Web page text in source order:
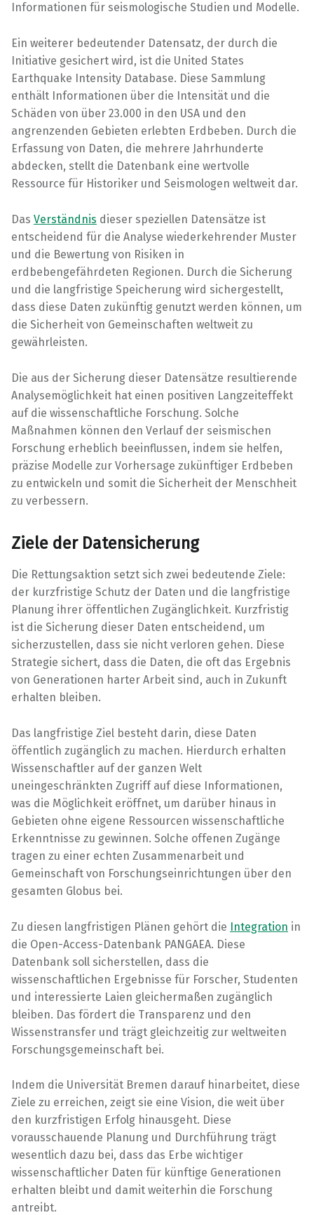
Informationen für seismologische Studien und Modelle.
Ein weiterer bedeutender Datensatz, der durch die
Initiative gesichert wird, ist die United States
Earthquake Intensity Database. Diese Sammlung
enthält Informationen über die Intensität und die
Schäden von über 23.000 in den USA und den
angrenzenden Gebieten erlebten Erdbeben. Durch die
Erfassung von Daten, die mehrere Jahrhunderte
abdecken, stellt die Datenbank eine wertvolle
Ressource für Historiker und Seismologen weltweit dar.
Das Verständnis dieser speziellen Datensätze ist
entscheidend für die Analyse wiederkehrender Muster
und die Bewertung von Risiken in
erdbebengefährdeten Regionen. Durch die Sicherung
und die langfristige Speicherung wird sichergestellt,
dass diese Daten zukünftig genutzt werden können, um
die Sicherheit von Gemeinschaften weltweit zu
gewährleisten.
Die aus der Sicherung dieser Datensätze resultierende
Analysemöglichkeit hat einen positiven Langzeiteffekt
auf die wissenschaftliche Forschung. Solche
Maßnahmen können den Verlauf der seismischen
Forschung erheblich beeinflussen, indem sie helfen,
präzise Modelle zur Vorhersage zukünftiger Erdbeben
zu entwickeln und somit die Sicherheit der Menschheit
zu verbessern.
Ziele der Datensicherung
Die Rettungsaktion setzt sich zwei bedeutende Ziele:
der kurzfristige Schutz der Daten und die langfristige
Planung ihrer öffentlichen Zugänglichkeit. Kurzfristig
ist die Sicherung dieser Daten entscheidend, um
sicherzustellen, dass sie nicht verloren gehen. Diese
Strategie sichert, dass die Daten, die oft das Ergebnis
von Generationen harter Arbeit sind, auch in Zukunft
erhalten bleiben.
Das langfristige Ziel besteht darin, diese Daten
öffentlich zugänglich zu machen. Hierdurch erhalten
Wissenschaftler auf der ganzen Welt
uneingeschränkten Zugriff auf diese Informationen,
was die Möglichkeit eröffnet, um darüber hinaus in
Gebieten ohne eigene Ressourcen wissenschaftliche
Erkenntnisse zu gewinnen. Solche offenen Zugänge
tragen zu einer echten Zusammenarbeit und
Gemeinschaft von Forschungseinrichtungen über den
gesamten Globus bei.
Zu diesen langfristigen Plänen gehört die Integration in
die Open-Access-Datenbank PANGAEA. Diese
Datenbank soll sicherstellen, dass die
wissenschaftlichen Ergebnisse für Forscher, Studenten
und interessierte Laien gleichermaßen zugänglich
bleiben. Das fördert die Transparenz und den
Wissenstransfer und trägt gleichzeitig zur weltweiten
Forschungsgemeinschaft bei.
Indem die Universität Bremen darauf hinarbeitet, diese
Ziele zu erreichen, zeigt sie eine Vision, die weit über
den kurzfristigen Erfolg hinausgeht. Diese
vorausschauende Planung und Durchführung trägt
wesentlich dazu bei, dass das Erbe wichtiger
wissenschaftlicher Daten für künftige Generationen
erhalten bleibt und damit weiterhin die Forschung
antreibt.